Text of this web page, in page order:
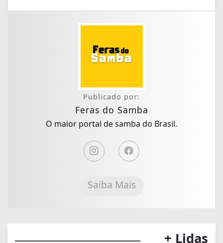
Publicado por:
Feras do Samba
O maior portal de samba do Brasil.
Saiba Mais
+ Lidas